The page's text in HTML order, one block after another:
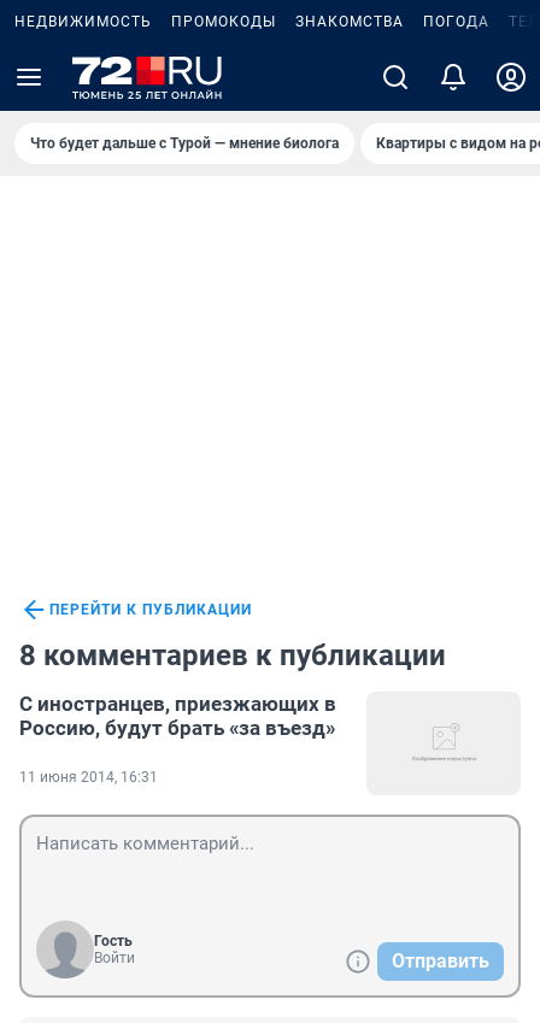
НЕДВИЖИМОСТЬ ПРОМОКОДЫ ЗНАКОМСТВА ПОГОДА
Что будет дальше с Турой — мнение биолога Квартиры с видом на
ПЕРЕЙТИ К ПУБЛИКАЦИИ
8 комментариев к публикации
С иностранцев, приезжающих в
Россию, будут брать «за въезд»
11 июня 2014, 16:31
Гость
Войти
Отправить